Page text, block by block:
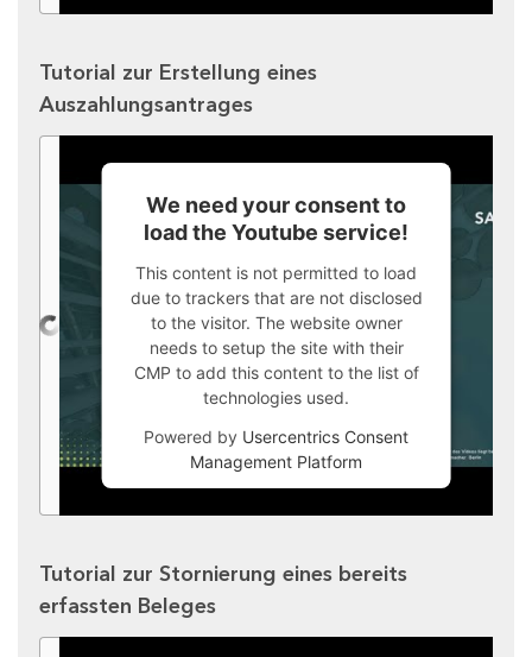
Tutorial zur Erstellung eines
Auszahlungsantrages
We need your consent to
load the Youtube service!
This content is not permitted to load
due to trackers that are not disclosed
to the visitor. The website owner
needs to setup the site with their
CMP to add this content to the list of
technologies used.
Powered by Usercentrics Consent
Management Platform
Tutorial zur Stornierung eines bereits
erfassten Beleges